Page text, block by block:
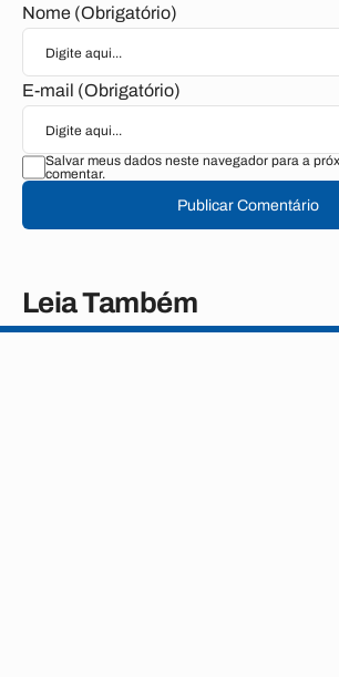
Nome (Obrigatório)
E-mail (Obrigatório)
Salvar meus dados neste navegador para a
comentar.
Publicar Comentário
Leia Também